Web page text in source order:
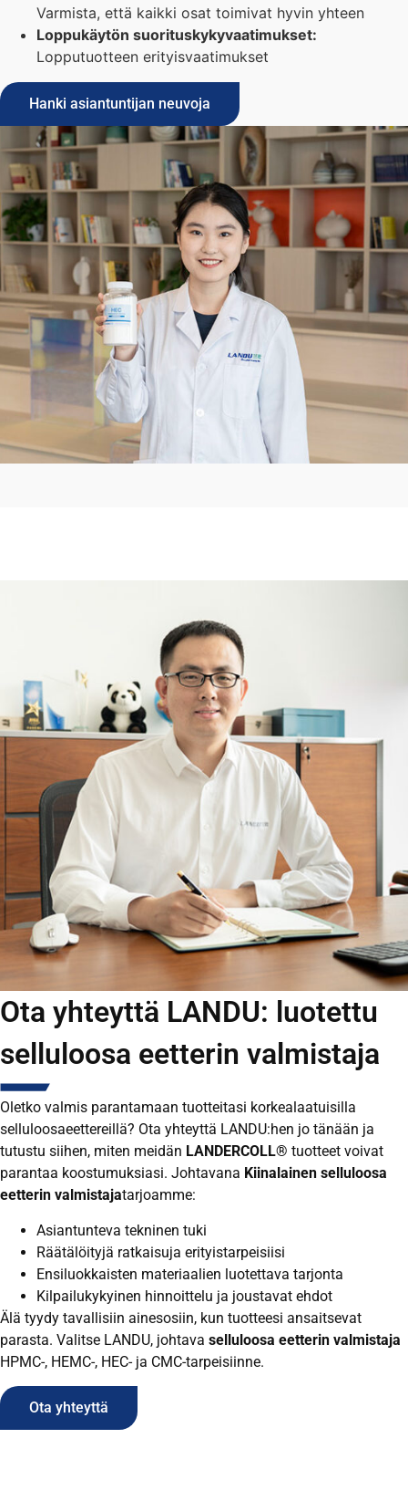
Varmista, että kaikki osat toimivat hyvin yhteen
Loppukäytön suorituskykyvaatimukset:
Lopputuotteen erityisvaatimukset
Hanki asiantuntijan neuvoja
Ota yhteyttä LANDU: luotettu
selluloosa eetterin valmistaja
Oletko valmis parantamaan tuotteitasi korkealaatuisilla
selluloosaeettereillä? Ota yhteyttä LANDU:hen jo tänään ja
tutustu siihen, miten meidän LANDERCOLL® tuotteet voivat
parantaa koostumuksiasi. Johtavana Kiinalainen selluloosa
eetterin valmistajatarjoamme:
Asiantunteva tekninen tuki
Räätälöityjä ratkaisuja erityistarpeisiisi
Ensiluokkaisten materiaalien luotettava tarjonta
Kilpailukykyinen hinnoittelu ja joustavat ehdot
Älä tyydy tavallisiin ainesosiin, kun tuotteesi ansaitsevat
parasta. Valitse LANDU, johtava selluloosa eetterin valmistaja
HPMC-, HEMC-, HEC- ja CMC-tarpeisiinne.
Ota yhteyttä